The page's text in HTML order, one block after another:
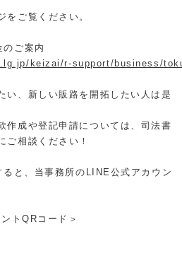
をご覧ください。
ご案内
keizai/r-support/business/
い、新しい販路を開拓したい人は是
作成や登記申請については、司法書
ご相談ください！
と、 当事務所のLINE公式アカウン
トQRコード ＞